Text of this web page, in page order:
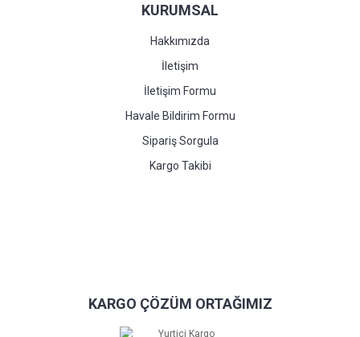
KURUMSAL
Hakkımızda
İletişim
İletişim Formu
Havale Bildirim Formu
Sipariş Sorgula
Kargo Takibi
KARGO ÇÖZÜM ORTAĞIMIZ